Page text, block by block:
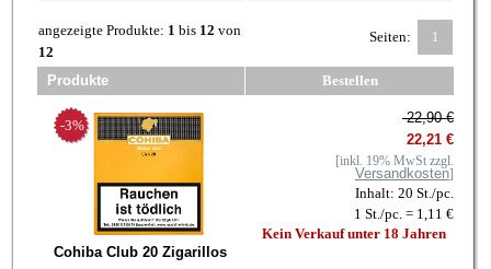
angezeigte Produkte: 1 bis 12 von
12
Seiten: 1
Produkte Bestellen
-3%
Cohiba Club 20 Zigarillos
22,90 €
22,21 €
[inkl. 19% MwSt zzgl.
Versandkosten]
Inhalt: 20 St./pc.
1 St./pc. = 1,11 €
Kein Verkauf unter 18 Jahren